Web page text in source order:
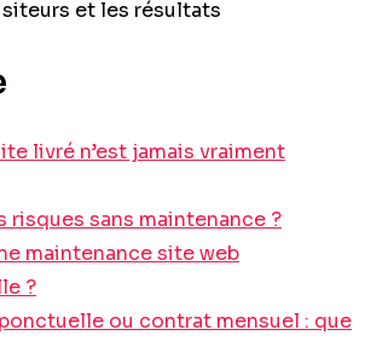
et les résultats
livré n’est jamais vraiment
risques sans maintenance ?
maintenance site web
?
ou contrat mensuel : que